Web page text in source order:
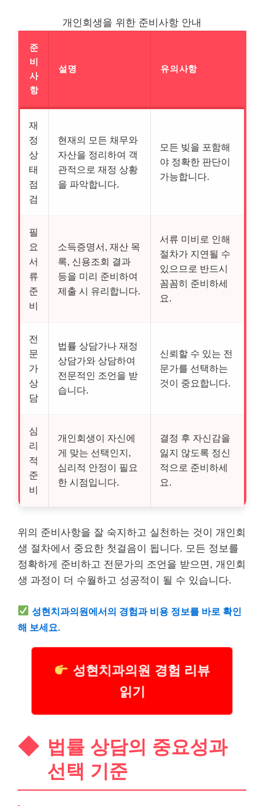
개인회생을 위한 준비사항 안내
준
비
사
항
설명 유의사항
재
정
상
태
점
검
현재의 모든 채무와
자산을 정리하여 객
관적으로 재정 상황
을 파악합니다.
모든 빚을 포함해
야 정확한 판단이
가능합니다.
필
요
서
류
준
비
소득증명서, 재산 목
록, 신용조회 결과
등을 미리 준비하여
제출 시 유리합니다.
서류 미비로 인해
절차가 지연될 수
있으므로 반드시
꼼꼼히 준비하세
요.
전
문
가
상
담
법률 상담가나 재정
상담가와 상담하여
전문적인 조언을 받
습니다.
신뢰할 수 있는 전
문가를 선택하는
것이 중요합니다.
심
리
적
준
비
개인회생이 자신에
게 맞는 선택인지,
심리적 안정이 필요
한 시점입니다.
결정 후 자신감을
잃지 않도록 정신
적으로 준비하세
요.
위의 준비사항을 잘 숙지하고 실천하는 것이 개인회
생 절차에서 중요한 첫걸음이 됩니다. 모든 정보를
정확하게 준비하고 전문가의 조언을 받으면, 개인회
생 과정이 더 수월하고 성공적이 될 수 있습니다.
성현치과의원에서의 경험과 비용 정보를 바로 확인
해 보세요.
성현치과의원 경험 리뷰
읽기
법률 상담의 중요성과
선택 기준